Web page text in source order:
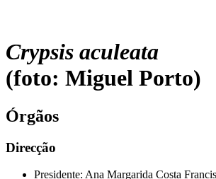
Crypsis aculeata
(foto: Miguel Porto)
Órgãos
Direcção
Presidente: Ana Margarida Costa